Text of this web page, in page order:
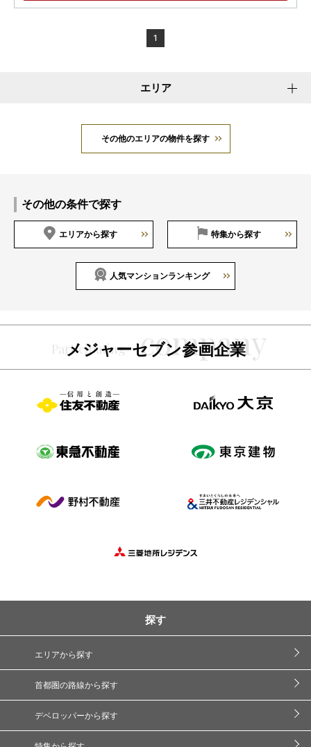
1
エリア
その他のエリアの物件を探す
その他の条件で探す
エリアから探す 特集から探す
人気マンションランキング
メジャーセブン参画企業
探す
エリアから探す
首都圏の路線から探す
デベロッパーから探す